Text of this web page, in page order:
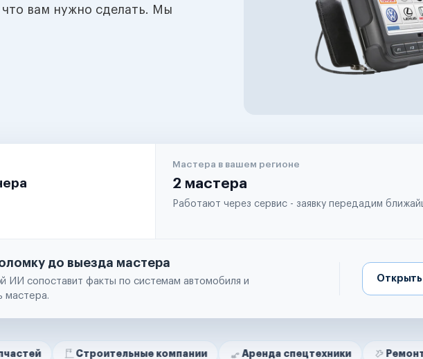
вам нужно сделать. Мы
Мастера в вашем регионе
2 мастера
Работают через сервис - заявку передадим
до выезда мастера
ИИ сопоставит факты по системам автомобиля и
мастера.
Строительные компании Аренда спецтехники Ремонт